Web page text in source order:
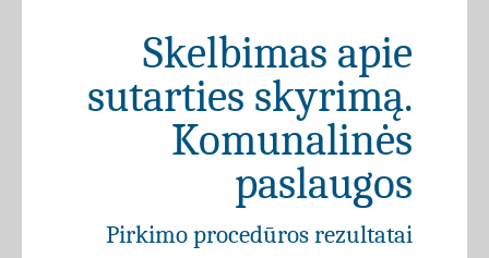
Skelbimas apie
sutarties skyrimą.
Komunalinės
paslaugos
Pirkimo procedūros rezultatai